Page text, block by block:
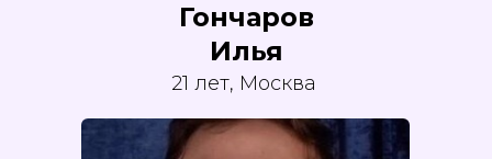
Гончаров
Илья
21 лет, Москва